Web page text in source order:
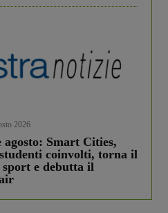
2026
Smart Cities,
coinvolti, torna il
e debutta il